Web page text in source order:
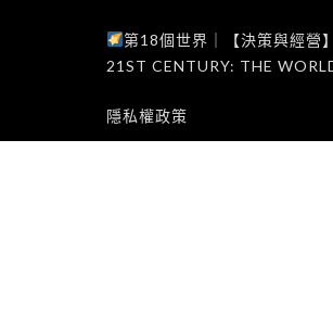
第18個世界｜【決策與經
21ST CENTURY: THE
隱私權政策